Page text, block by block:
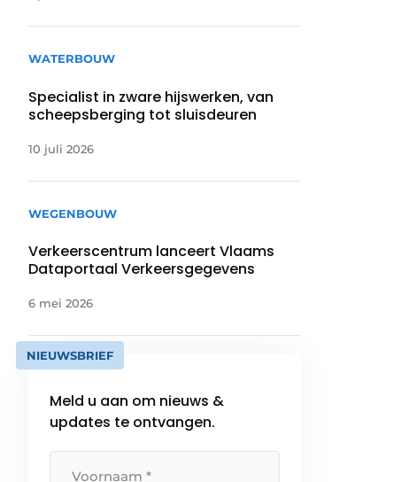
WATERBOUW
Specialist in zware hijswerken, van
scheepsberging tot sluisdeuren
10 juli 2026
WEGENBOUW
Verkeerscentrum lanceert Vlaams
Dataportaal Verkeersgegevens
6 mei 2026
NIEUWSBRIEF
Meld u aan om nieuws &
updates te ontvangen.